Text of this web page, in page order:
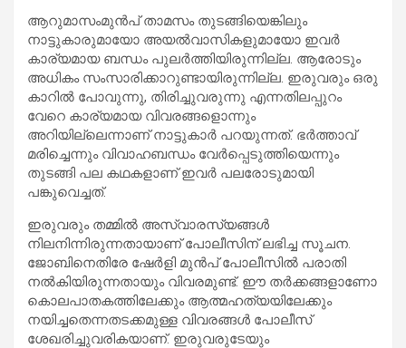
ആറുമാസംമുൻപ് താമസം തുടങ്ങിയെങ്കിലും
നാട്ടുകാരുമായോ അയൽവാസികളുമായോ ഇവർ
കാര്യമായ ബന്ധം പുലർത്തിയിരുന്നില്ല. ആരോടും
അധികം സംസാരിക്കാറുണ്ടായിരുന്നില്ല. ഇരുവരും ഒരു
കാറിൽ പോവുന്നു, തിരിച്ചുവരുന്നു എന്നതിലപ്പുറം
വേറെ കാര്യമായ വിവരങ്ങളൊന്നും
അറിയില്ലെന്നാണ് നാട്ടുകാർ പറയുന്നത്. ഭർത്താവ്
മരിച്ചെന്നും വിവാഹബന്ധം വേർപ്പെടുത്തിയെന്നും
തുടങ്ങി പല കഥകളാണ് ഇവർ പലരോടുമായി
പങ്കുവെച്ചത്.
ഇരുവരും തമ്മിൽ അസ്വാരസ്യങ്ങൾ
നിലനിന്നിരുന്നതായാണ് പോലീസിന് ലഭിച്ച സൂചന.
ജോബിനെതിരേ ഷേർളി മുൻപ് പോലീസിൽ പരാതി
നൽകിയിരുന്നതായും വിവരമുണ്ട്. ഈ തർക്കങ്ങളാണോ
കൊലപാതകത്തിലേക്കും ആത്മഹത്യയിലേക്കും
നയിച്ചതെന്നതടക്കമുള്ള വിവരങ്ങൾ പോലീസ്
ശേഖരിച്ചുവരികയാണ്. ഇരുവരുടേയും